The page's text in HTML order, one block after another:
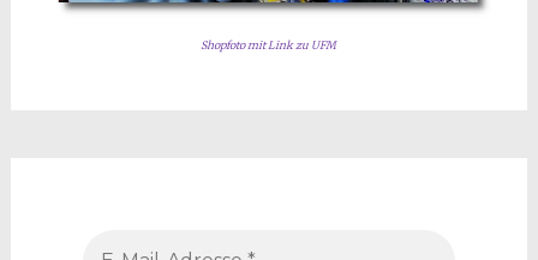
Shopfoto mit Link zu UFM